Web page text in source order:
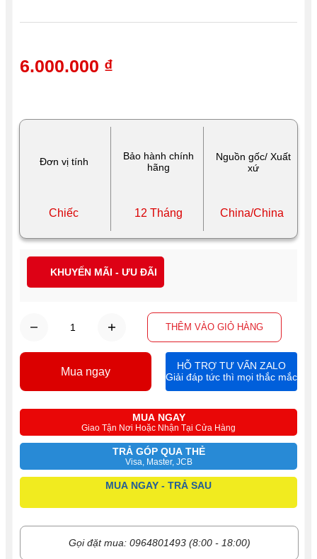
Đơn vị tính
Bảo hành chính
hãng
Nguồn gốc/ Xuất
xứ
Chiếc 12 Tháng China/China
THÊM VÀO GIỎ HÀNG
MUA NGAY
Giao Tận Nơi Hoặc Nhận Tại Cửa Hàng
TRẢ GÓP QUA THẺ
Visa, Master, JCB
MUA NGAY - TRẢ SAU
Gọi đặt mua: 0964801493 (8:00 - 18:00)
6.000.000 ₫
Mua ngay
HỖ TRỢ TƯ VẤN ZALO
Giải đáp tức thì mọi thắc mắc
KHUYẾN MÃI - ƯU ĐÃI